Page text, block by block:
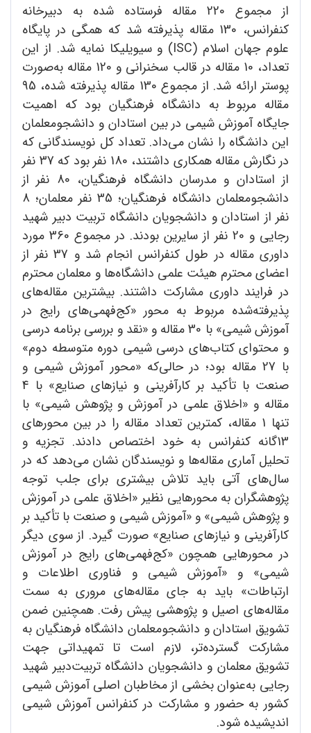
از مجموع 220 مقاله فرستاده شده به دبیرخانه
کنفرانس، 130 مقاله پذیرفته شد که همگی در پایگاه
علوم جهان اسلام (ISC) و سیویلیکا نمایه شد. از این
تعداد، 10 مقاله در قالب سخنرانی و 120 مقاله به‌صورت
پوستر ارائه شد. از مجموع 130 مقاله پذیرفته شده، 95
مقاله مربوط به دانشگاه فرهنگیان بود که اهمیت
جایگاه آموزش شیمی در بین استادان و دانشجومعلمان
این دانشگاه را نشان می‌داد. تعداد کل نویسندگانی که
در نگارش مقاله همکاری داشتند، 180 نفر بود که 37 نفر
از استادان و مدرسان دانشگاه فرهنگیان، 80 نفر از
دانشجومعلمان دانشگاه فرهنگیان؛ 35 نفر معلمان؛ 8
نفر از استادان و دانشجویان دانشگاه تربیت دبیر شهید
رجایی و 20 نفر از سایرین بودند. در مجموع 360 مورد
داوری مقاله در طول کنفرانس انجام شد و 37 نفر از
اعضای محترم هیئت علمی دانشگاه‌ها و معلمان محترم
در فرایند داوری مشارکت داشتند. بیشترین مقاله‌های
پذیرفته‌شده مربوط به محور «کج‌فهمی‌های رایج در
آموزش شیمی» با 30 مقاله و «نقد و بررسی برنامه درسی
و محتوای کتاب‌های درسی شیمی دوره متوسطه دوم»
با 27 مقاله بود؛ در حالی‌که «محور آموزش شیمی و
صنعت با تأکید بر کارآفرینی و نیازهای صنایع» با 4
مقاله و «اخلاق علمی در آموزش و پژوهش شیمی» با
تنها 1 مقاله، کمترین تعداد مقاله را در بین محورهای
13گانه کنفرانس به خود اختصاص دادند. تجزیه و
تحلیل آماری مقاله‌ها و نویسندگان نشان می‌دهد که در
سال‌های آتی باید تلاش بیشتری برای جلب توجه
پژوهشگران به محورهایی نظیر «اخلاق علمی در آموزش
و پژوهش شیمی» و «آموزش شیمی و صنعت با تأکید بر
کارآفرینی و نیازهای صنایع» صورت گیرد. از سوی دیگر
در محورهایی همچون «کج‌فهمی‌های رایج در آموزش
شیمی» و «آموزش شیمی و فناوری اطلاعات و
ارتباطات» باید به جای مقاله‌های مروری به سمت
مقاله‌های اصیل و پژوهشی پیش رفت. همچنین ضمن
تشویق استادان و دانشجومعلمان دانشگاه فرهنگیان به
مشارکت گسترده‌تر، لازم است تا تمهیداتی جهت
تشویق معلمان و دانشجویان دانشگاه تربیت‌دبیر شهید
رجایی به‌عنوان بخشی از مخاطبان اصلی آموزش شیمی
کشور به حضور و مشارکت در کنفرانس آموزش شیمی
اندیشیده شود.